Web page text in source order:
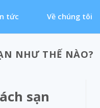
tức Về chúng tôi
NHƯ THẾ NÀO?
sạn